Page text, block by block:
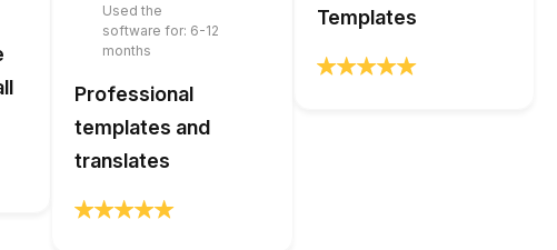
Used the
software for: 6-12
months
Professional
templates and
translates
Templates